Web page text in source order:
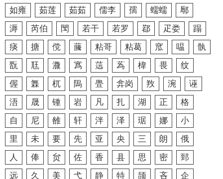
如雍
茹莲 茹茹 儒李 孺 蠕蠕
鄏
溽
芮伯 閠 若干 若罗 鄀 疋娄
蹋
痰
搪 傥 虅 粘哥 粘葛 窊 嗢
骫
翫
尫 㵟 寪 䓕 蒍 椲 畏
纹
偓
橆 杌 隖 舋 弇岗 䍩 涴
诬
浯
晟 锺 岩 凡 扎 湖 正
格
自
尼 雒 轩 泮 泽 琚 娜
小
里
未 要 先 亚 央 三 朗
俄
人
俸 贠 佐 香 县 思 密
郅
远
久 美 弋 静 特 颉 吝
企